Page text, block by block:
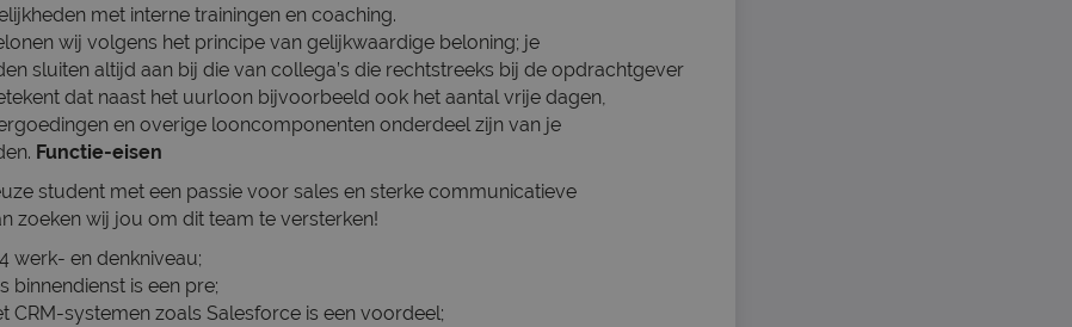
met interne trainingen en coaching.
wij volgens het principe van gelijkwaardige beloning; je
sluiten altijd aan bij die van collega’s die rechtstreeks bij de opdrachtgever
dat naast het uurloon bijvoorbeeld ook het aantal vrije dagen,
en overige looncomponenten onderdeel zijn van je
Functie-eisen
student met een passie voor sales en sterke communicatieve
zoeken wij jou om dit team te versterken!
werk- en denkniveau;
binnendienst is een pre;
CRM-systemen zoals Salesforce is een voordeel;